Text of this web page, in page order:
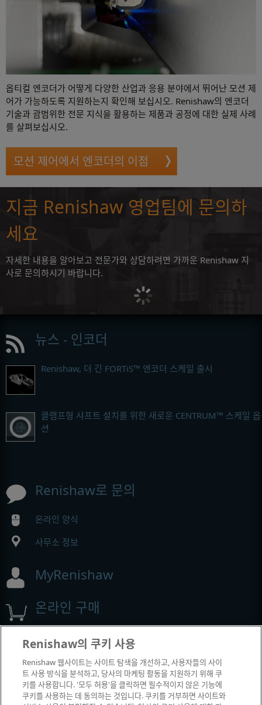
옵티컬 엔코더가 어떻게 다양한 산업과 응용 분야에서 뛰어난 모션 제
어가 가능하도록 지원하는지 확인해 보십시오. Renishaw의 엔코더
기술과 괌범위한 전문 지식을 활용하는 제품과 공정에 대한 실제 사례
를 살펴보십시오.
모션 제어에서 엔코더의 이점
지금 Renishaw 영업팀에 문의하
세요
자세한 내용을 알아보고 전문가와 상담하려면 가까운 Renishaw 지
사로 문의하시기 바랍니다.
뉴스 - 인코더
Renishaw, 더 긴 FORTiS™ 엔코더 스케일 출시
클램프형 샤프트 설치를 위한 새로운 CENTRUM™ 스케일 옵
션
Renishaw로 문의
온라인 양식
사무소 정보
MyRenishaw
온라인 구매
전시회 및 컨퍼런스
Renishaw에서 참석하는 이벤트
Renishaw의 쿠키 사용
Renishaw 웹사이트는 사이트 탐색을 개선하고, 사용자들의 사이
트 사용 방식을 분석하고, 당사의 마케팅 활동을 지원하기 위해 쿠
키를 사용합니다. '모두 허용'을 클릭하면 필수적이지 않은 기능에
쿠키를 사용하는 데 동의하는 것입니다. 쿠키를 거부하면 사이트와